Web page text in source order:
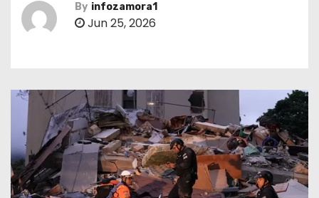
By infozamora1
Jun 25, 2026